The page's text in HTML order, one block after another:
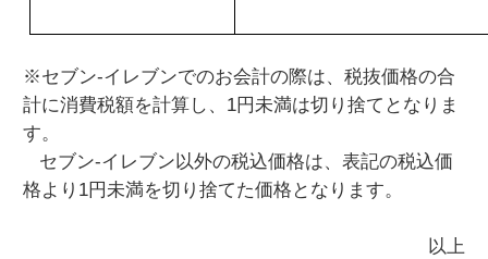
※セブン‐イレブンでのお会計の際は、税抜価格の合
計に消費税額を計算し、1円未満は切り捨てとなりま
す。
セブン‐イレブン以外の税込価格は、表記の税込価
格より1円未満を切り捨てた価格となります。
以上